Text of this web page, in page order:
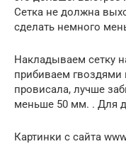
Сетка не должна
сделать немного
Накладываем сетку
прибиваем гвоздями
провисала, лучше
меньше 50 мм. . Для
Картинки с сайта